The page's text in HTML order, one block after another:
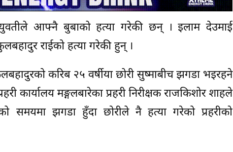
आफ्नै बुबाको हत्या गरेकी छन् । इलाम देउमाई
राईको हत्या गरेकी हुन् ।
करिब २५ वर्षीया छोरी सुष्माबीच झगडा भइरहने
कार्यालय मङ्गलबारेका प्रहरी निरीक्षक राजकिशोर शाहले
समयमा झगडा हुँदा छोरीले नै हत्या गरेको प्रहरीको